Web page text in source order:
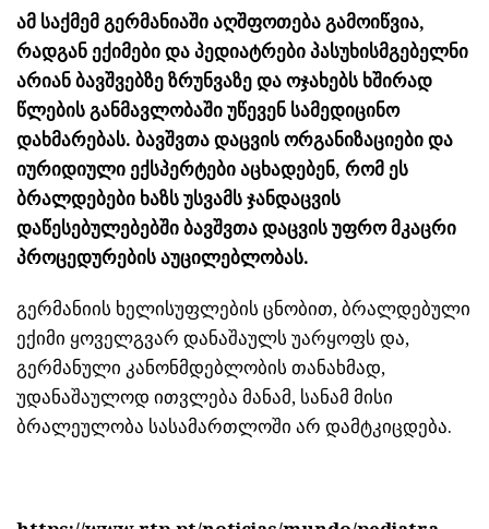
ამ საქმემ გერმანიაში აღშფოთება გამოიწვია,
რადგან ექიმები და პედიატრები პასუხისმგებელნი
არიან ბავშვებზე ზრუნვაზე და ოჯახებს ხშირად
წლების განმავლობაში უწევენ სამედიცინო
დახმარებას. ბავშვთა დაცვის ორგანიზაციები და
იურიდიული ექსპერტები აცხადებენ, რომ ეს
ბრალდებები ხაზს უსვამს ჯანდაცვის
დაწესებულებებში ბავშვთა დაცვის უფრო მკაცრი
პროცედურების აუცილებლობას.
გერმანიის ხელისუფლების ცნობით, ბრალდებული
ექიმი ყოველგვარ დანაშაულს უარყოფს და,
გერმანული კანონმდებლობის თანახმად,
უდანაშაულოდ ითვლება მანამ, სანამ მისი
ბრალეულობა სასამართლოში არ დამტკიცდება.